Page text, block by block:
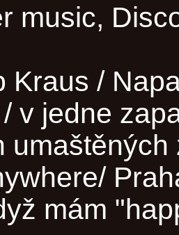
music,
Kraus /
v jedne
mám